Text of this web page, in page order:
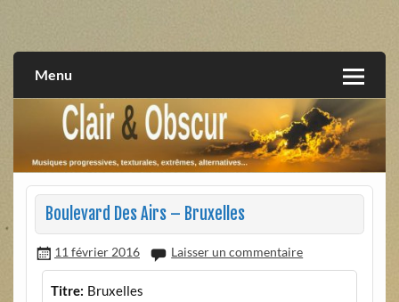
extrêmes, alternatives, texturales
Menu
Boulevard Des Airs – Bruxelles
11 février 2016 Laisser un commentaire
Titre: Bruxelles